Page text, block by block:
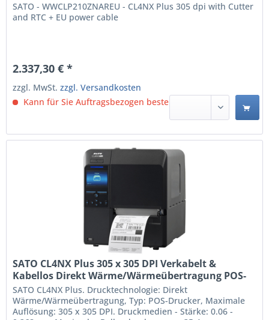
SATO - WWCLP210ZNAREU - CL4NX Plus 305 dpi with Cutter
and RTC + EU power cable
2.337,30 € *
zzgl. MwSt.zzgl. Versandkosten
Kann für Sie Auftragsbezogen bestellt werden.
SATO CL4NX Plus 305 x 305 DPI Verkabelt &
Kabellos Direkt Wärme/Wärmeübertragung POS-
Drucker (WWCLP210ZNARUK)
SATO CL4NX Plus. Drucktechnologie: Direkt
Wärme/Wärmeübertragung, Typ: POS-Drucker, Maximale
Auflösung: 305 x 305 DPI. Druckmedien - Stärke: 0.06 -